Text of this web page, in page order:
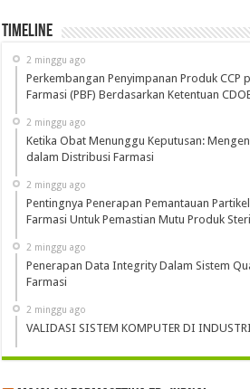
Timeline
2 minggu ago
Perkembangan Penyimpanan Produk CCP
Farmasi (PBF) Berdasarkan Ketentuan
2 minggu ago
Ketika Obat Menunggu Keputusan:
dalam Distribusi Farmasi
2 minggu ago
Pentingnya Penerapan Pemantauan
Farmasi Untuk Pemastian Mutu Produk
2 minggu ago
Penerapan Data Integrity Dalam Sistem
Farmasi
2 minggu ago
VALIDASI SISTEM KOMPUTER DI